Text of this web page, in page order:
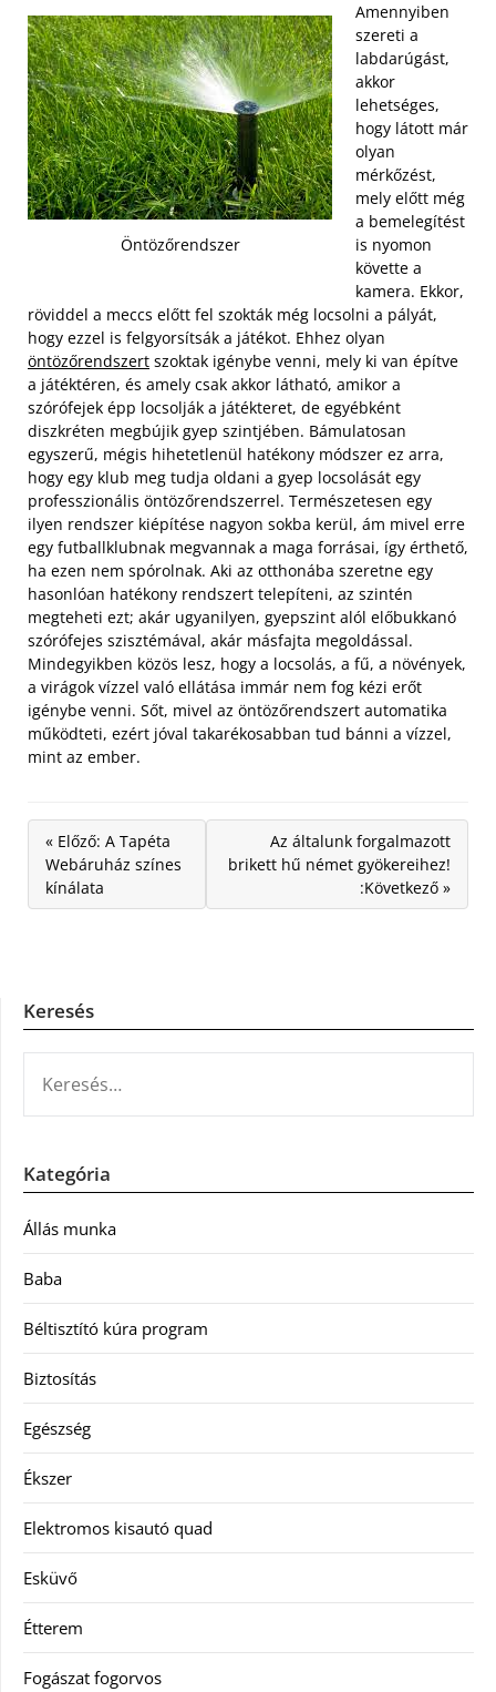
Öntözőrendszer
Amennyiben
szereti a
labdarúgást,
akkor
lehetséges,
hogy látott már
olyan
mérkőzést,
mely előtt még
a bemelegítést
is nyomon
követte a
kamera. Ekkor,
röviddel a meccs előtt fel szokták még locsolni a pályát,
hogy ezzel is felgyorsítsák a játékot. Ehhez olyan
öntözőrendszert szoktak igénybe venni, mely ki van építve
a játéktéren, és amely csak akkor látható, amikor a
szórófejek épp locsolják a játékteret, de egyébként
diszkréten megbújik gyep szintjében. Bámulatosan
egyszerű, mégis hihetetlenül hatékony módszer ez arra,
hogy egy klub meg tudja oldani a gyep locsolását egy
professzionális öntözőrendszerrel. Természetesen egy
ilyen rendszer kiépítése nagyon sokba kerül, ám mivel erre
egy futballklubnak megvannak a maga forrásai, így érthető,
ha ezen nem spórolnak. Aki az otthonába szeretne egy
hasonlóan hatékony rendszert telepíteni, az szintén
megteheti ezt; akár ugyanilyen, gyepszint alól előbukkanó
szórófejes szisztémával, akár másfajta megoldással.
Mindegyikben közös lesz, hogy a locsolás, a fű, a növények,
a virágok vízzel való ellátása immár nem fog kézi erőt
igénybe venni. Sőt, mivel az öntözőrendszert automatika
működteti, ezért jóval takarékosabban tud bánni a vízzel,
mint az ember.
« Előző: A Tapéta
Webáruház színes
kínálata
Az általunk forgalmazott
brikett hű német gyökereihez!
:Következő »
Keresés
Kategória
Állás munka
Baba
Béltisztító kúra program
Biztosítás
Egészség
Ékszer
Elektromos kisautó quad
Esküvő
Étterem
Fogászat fogorvos